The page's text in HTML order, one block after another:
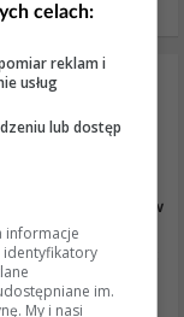
szukam
obrotów
z uwagi na
częstotliwość
się do
celach:
reklam i
usług
lub dostęp
informacje
identyfikatory
im.
My i nasi